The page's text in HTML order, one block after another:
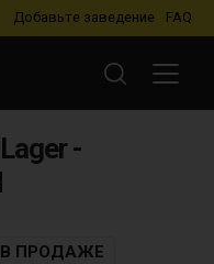
Добавьте заведение FAQ
-
В ПРОДАЖЕ